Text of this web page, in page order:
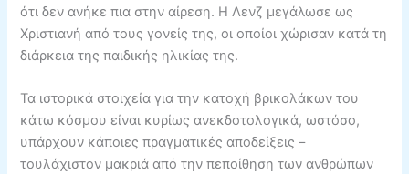
ότι δεν ανήκε πια στην αίρεση. Η Λενζ μεγάλωσε ως
Χριστιανή από τους γονείς της, οι οποίοι χώρισαν κατά τη
διάρκεια της παιδικής ηλικίας της.
Τα ιστορικά στοιχεία για την κατοχή βρικολάκων του
κάτω κόσμου είναι κυρίως ανεκδοτολογικά, ωστόσο,
υπάρχουν κάποιες πραγματικές αποδείξεις –
τουλάχιστον μακριά από την πεποίθηση των ανθρώπων